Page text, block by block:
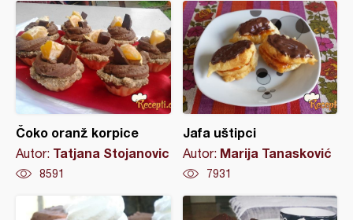
Čoko oranž korpice
Autor: Tatjana Stojanovic
8591
Jafa uštipci
Autor: Marija Tanasković
7931